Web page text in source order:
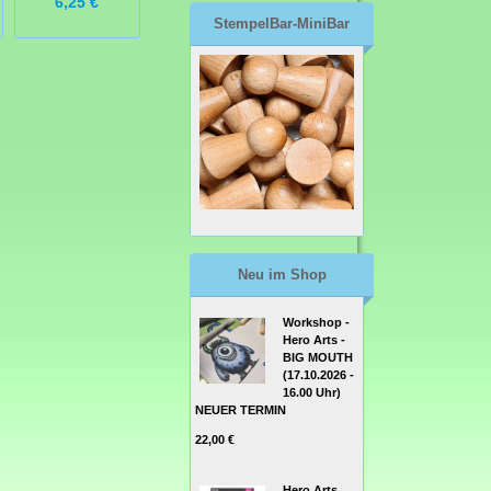
StempelBar-MiniBar
Neu im Shop
Workshop -
Hero Arts -
BIG MOUTH
(17.10.2026 -
16.00 Uhr)
NEUER TERMIN
22,00 €